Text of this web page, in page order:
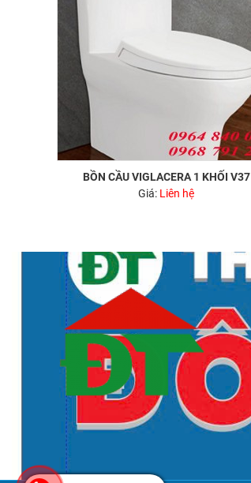
BỒN CẦU VIGLACERA 1 KHỐI V37
Giá: Liên hệ